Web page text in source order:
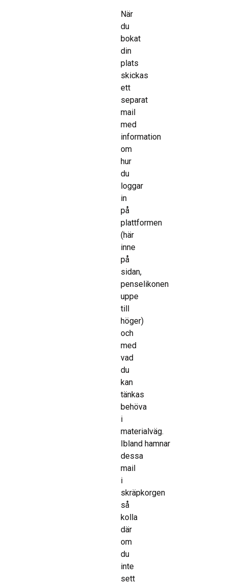
När
du
bokat
din
plats
skickas
ett
separat
mail
med
information
om
hur
du
loggar
in
på
plattformen
(här
inne
på
sidan,
penselikonen
uppe
till
höger)
och
med
vad
du
kan
tänkas
behöva
i
materialväg.
Ibland hamnar
dessa
mail
i
skräpkorgen
så
kolla
där
om
du
inte
sett